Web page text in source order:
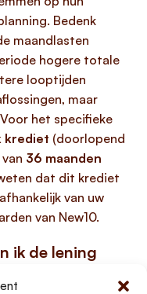
Bedenk
maandlasten
hogere totale
looptijden
maar
het specifieke
krediet (doorlopend
36 maanden
dat dit krediet
van uw
van New10.
ik de lening